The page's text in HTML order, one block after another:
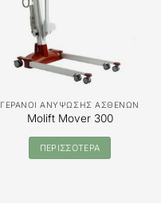
ΓΕΡΑΝΟΙ ΑΝΥΨΩΣΗΣ ΑΣΘΕΝΩΝ
Molift Mover 300
ΠΕΡΙΣΣΟΤΕΡΑ